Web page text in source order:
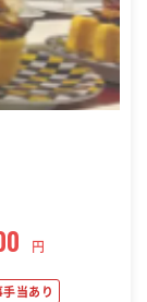
円
手当あり